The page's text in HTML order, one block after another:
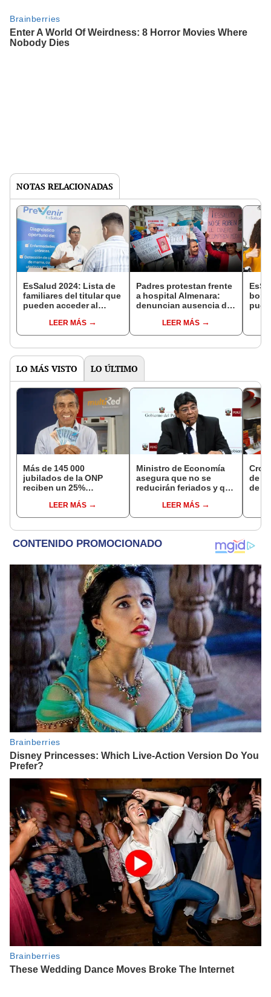
NOTAS RELACIONADAS
EsSalud 2024: Lista de
familiares del titular que
pueden acceder al
LEER MÁS
Padres protestan frente
a hospital Almenara:
denuncian ausencia de
LEER MÁS
LO MÁS VISTO LO ÚLTIMO
Más de 145 000
jubilados de la ONP
reciben un 25%
en agostoLEER MÁS
Ministro de Economía
asegura que no se
reducirán feriados y que
aumentará en dos
etapas
LEER MÁS
de
de